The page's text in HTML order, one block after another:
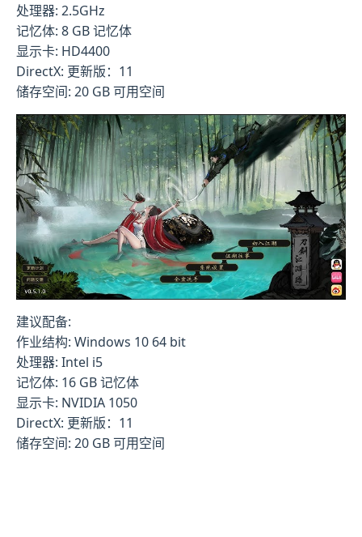
处理器: 2.5GHz
记忆体: 8 GB 记忆体
显示卡: HD4400
DirectX: 更新版：11
储存空间: 20 GB 可用空间
建议配备:
作业结构: Windows 10 64 bit
处理器: Intel i5
记忆体: 16 GB 记忆体
显示卡: NVIDIA 1050
DirectX: 更新版：11
储存空间: 20 GB 可用空间